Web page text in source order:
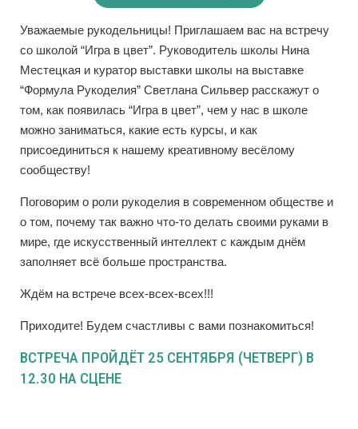
Уважаемые рукодельницы! Приглашаем вас на встречу
со школой “Игра в цвет”. Руководитель школы Нина
Местецкая и куратор выставки школы на выставке
“Формула Рукоделия” Светлана Сильвер расскажут о
том, как появилась “Игра в цвет”, чем у нас в школе
можно заниматься, какие есть курсы, и как
присоединиться к нашему креативному весёлому
сообществу!
Поговорим о роли рукоделия в современном обществе и
о том, почему так важно что-то делать своими руками в
мире, где искусственный интеллект с каждым днём
заполняет всё больше пространства.
Ждём на встрече всех-всех-всех!!!
Приходите! Будем счастливы с вами познакомиться!
ВСТРЕЧА ПРОЙДЁТ 25 СЕНТЯБРЯ (ЧЕТВЕРГ) В
12.30 НА СЦЕНЕ